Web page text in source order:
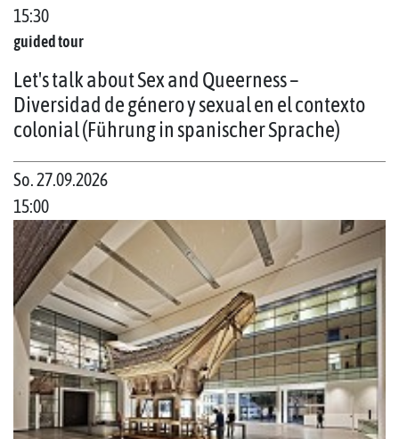
15:30
guided tour
Let's talk about Sex and Queerness –
Diversidad de género y sexual en el contexto
colonial (Führung in spanischer Sprache)
So. 27.09.2026
15:00